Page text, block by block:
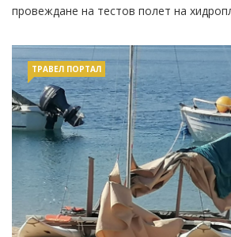
провеждане на тестов полет на
ТРАВЕЛ ПОРТАЛ